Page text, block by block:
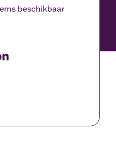
beschikbaar